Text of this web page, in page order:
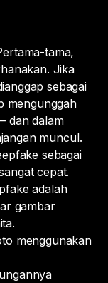
tama,
Jika
sebagai
mengunggah
dan dalam
muncul.
sebagai
cepat.
adalah
gambar
menggunakan